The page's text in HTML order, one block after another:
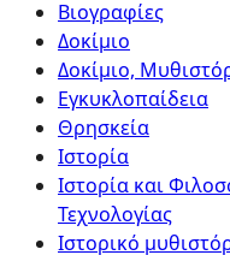
Βιογραφίες
Δοκίμιο
Δοκίμιο,
Εγκυκλοπαίδεια
Θρησκεία
Ιστορία
Ιστορία και
Τεχνολογίας
Ιστορικό